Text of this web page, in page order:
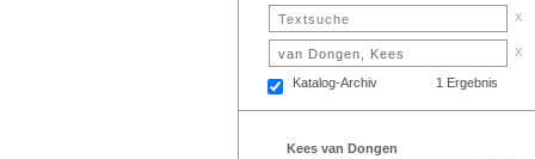
x
x
Katalog-Archiv 1 Ergebnis
Kees van Dongen